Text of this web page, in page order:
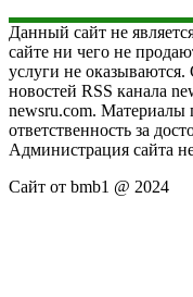
Данный сайт не
сайте ни чего не
услуги не оказываются.
новостей RSS канала
newsru.com. Материалы
ответственность за
Администрация сайта
Сайт от bmb1 @ 2024